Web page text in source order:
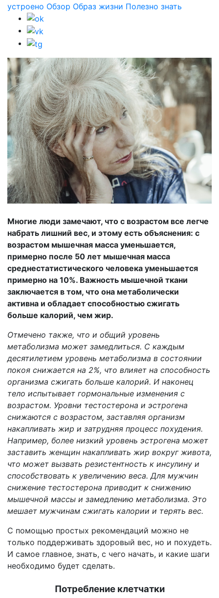
устроено Обзор Образ жизни Полезно знать
Многие люди замечают, что с возрастом все легче
набрать лишний вес, и этому есть объяснения: с
возрастом мышечная масса уменьшается,
примерно после 50 лет мышечная масса
среднестатистического человека уменьшается
примерно на 10%. Важность мышечной ткани
заключается в том, что она метаболически
активна и обладает способностью сжигать
больше калорий, чем жир.
Отмечено также, что и общий уровень
метаболизма может замедлиться. С каждым
десятилетием уровень метаболизма в состоянии
покоя снижается на 2%, что влияет на способность
организма сжигать больше калорий. И наконец
тело испытывает гормональные изменения с
возрастом. Уровни тестостерона и эстрогена
снижаются с возрастом, заставляя организм
накапливать жир и затрудняя процесс похудения.
Например, более низкий уровень эстрогена может
заставить женщин накапливать жир вокруг живота,
что может вызвать резистентность к инсулину и
способствовать к увеличению веса. Для мужчин
снижение тестостерона приводит к снижению
мышечной массы и замедлению метаболизма. Это
мешает мужчинам сжигать калории и терять вес.
С помощью простых рекомендаций можно не
только поддерживать здоровый вес, но и похудеть.
И самое главное, знать, с чего начать, и какие шаги
необходимо будет сделать.
Потребление клетчатки